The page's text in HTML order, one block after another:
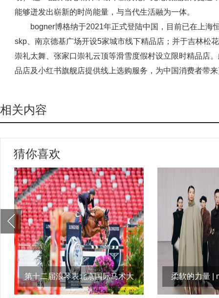
能够迸发出崭新的时尚能量，与当代生活融为一体。
bogner博格纳于2021年正式登陆中国，目前已在上海
skp、南京德基广场开设5家城市线下精品店；并于吉林松
崇礼太舞、张家口崇礼云顶等滑雪度假村设立限时精品店
品店及小红书旗舰店提供线上选购服务，为中国消费者带
相关内容
猜你喜欢
第十二届浪琴表北京国际马术大 柔软的力量 |